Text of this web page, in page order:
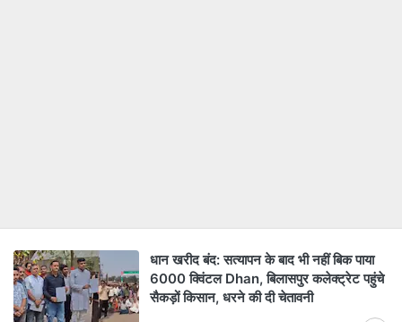
धान खरीद बंद: सत्यापन के बाद भी नहीं बिक पाया
6000 क्विंटल Dhan, बिलासपुर कलेक्ट्रेट पहुंचे
सैकड़ों किसान, धरने की दी चेतावनी